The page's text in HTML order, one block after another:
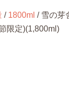
/ 1800ml / 雪の
節限定